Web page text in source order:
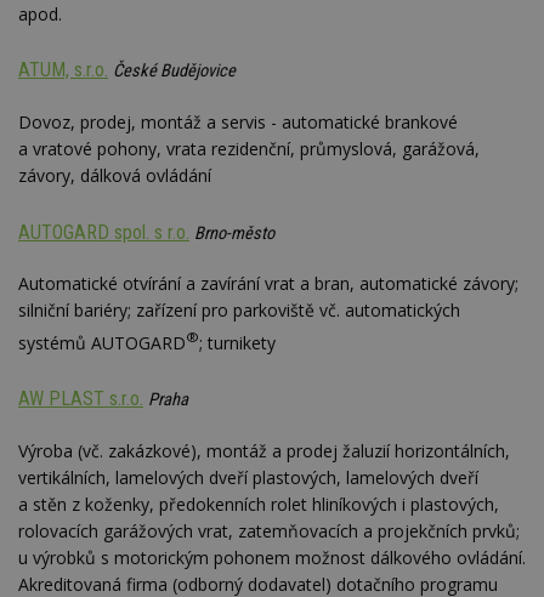
apod.
ATUM, s.r.o. České Budějovice
Dovoz, prodej, montáž a servis - automatické brankové
a vratové pohony, vrata rezidenční, průmyslová, garážová,
závory, dálková ovládání
AUTOGARD spol. s r.o. Brno-město
Automatické otvírání a zavírání vrat a bran, automatické závory;
silniční bariéry; zařízení pro parkoviště vč. automatických
systémů AUTOGARD®; turnikety
AW PLAST s.r.o. Praha
Výroba (vč. zakázkové), montáž a prodej žaluzií horizontálních,
vertikálních, lamelových dveří plastových, lamelových dveří
a stěn z koženky, předokenních rolet hliníkových i plastových,
rolovacích garážových vrat, zatemňovacích a projekčních prvků;
u výrobků s motorickým pohonem možnost dálkového ovládání.
Akreditovaná firma (odborný dodavatel) dotačního programu